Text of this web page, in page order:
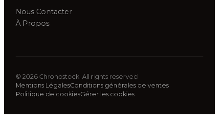
Nous Contacter
À Propos
© 2026 Chronostock. All rights reserved
Mentions LégalesConditions générales de ventes
Politique de cookiesGérer les cookies